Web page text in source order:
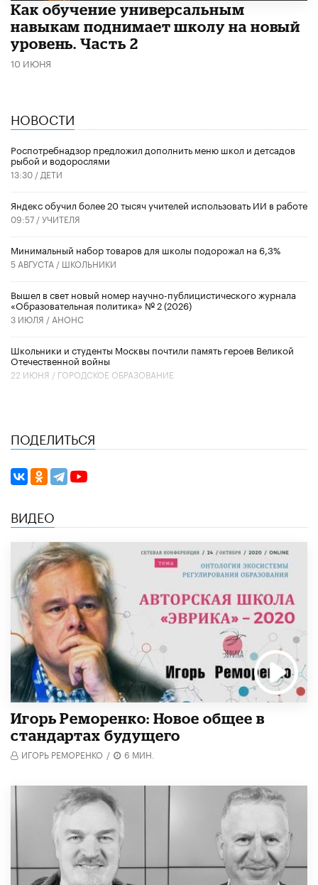
​Как обучение универсальным
навыкам поднимает школу на новый
уровень. Часть 2
10 ИЮНЯ
НОВОСТИ
Роспотребнадзор предложил дополнить меню школ и детсадов
рыбой и водорослями
13:30 / ДЕТИ
​Яндекс обучил более 20 тысяч учителей использовать ИИ в работе
09:57 /УЧИТЕЛЯ
Минимальный набор товаров для школы подорожал на 6,3%
5 АВГУСТА / ШКОЛЬНИКИ
Вышел в свет новый номер научно-публицистического журнала
«Образовательная политика» № 2 (2026)
3 ИЮЛЯ / АНОНС
Школьники и студенты Москвы почтили память героев Великой
Отечественной войны
22 ИЮНЯ / ГОРОДСКОЕ ОБРАЗОВАНИЕ
ПОДЕЛИТЬСЯ
ВИДЕО
Игорь Реморенко: Новое общее в
стандартах будущего
ИГОРЬ РЕМОРЕНКО / 6 МИН.